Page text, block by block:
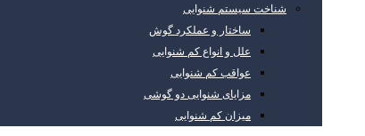
شناخت سیستم شنوایی
ساختار و عملکرد گوش
علل و انواع کم شنوایی
عواقب کم شنوایی
مزایای شنوایی دو گوشی
میزان کم شنوایی